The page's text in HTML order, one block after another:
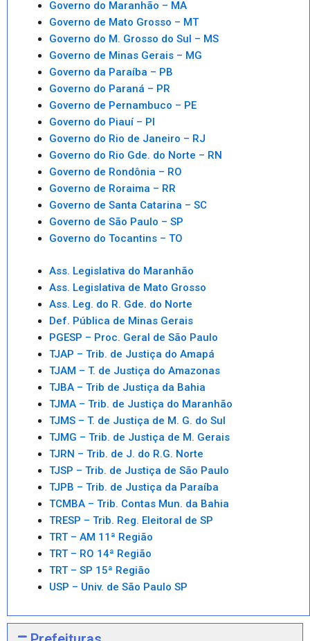
Governo do Maranhão – MA
Governo de Mato Grosso – MT
Governo do M. Grosso do Sul – MS
Governo de Minas Gerais – MG
Governo da Paraíba – PB
Governo do Paraná – PR
Governo de Pernambuco – PE
Governo do Piauí – PI
Governo do Rio de Janeiro – RJ
Governo do Rio Gde. do Norte – RN
Governo de Rondônia – RO
Governo de Roraima – RR
Governo de Santa Catarina – SC
Governo de São Paulo – SP
Governo do Tocantins – TO
Ass. Legislativa do Maranhão
Ass. Legislativa de Mato Grosso
Ass. Leg. do R. Gde. do Norte
Def. Pública de Minas Gerais
PGESP – Proc. Geral de São Paulo
TJAP – Trib. de Justiça do Amapá
TJAM – T. de Justiça do Amazonas
TJBA – Trib de Justiça da Bahia
TJMA – Trib. de Justiça do Maranhão
TJMS – T. de Justiça de M. G. do Sul
TJMG – Trib. de Justiça de M. Gerais
TJRN – Trib. de J. do R.G. Norte
TJSP – Trib. de Justiça de São Paulo
TJPB – Trib. de Justiça da Paraíba
TCMBA – Trib. Contas Mun. da Bahia
TRESP – Trib. Reg. Eleitoral de SP
TRT – AM 11ª Região
TRT – RO 14ª Região
TRT – SP 15ª Região
USP – Univ. de São Paulo SP